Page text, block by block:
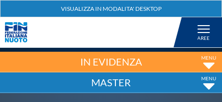
Nuoto
IN EVIDENZA
MASTER